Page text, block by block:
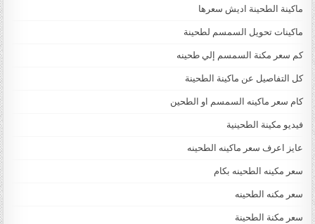
ماكينة الطحينة اديش سعرها
ماكينات تحويل السمسم لطحينة
كم سعر مكنة السمسم إلي طحينه
كل التفاصيل عن ماكينة الطحينة
كام سعر ماكينه السمسم او الطحين
فيديو مكينة الطحينية
عايز اعرف سعر ماكينه الطحينه
سعر مكينه الطحينه بكام
سعر مكنه الطحينه
سعر مكنة الطحينة